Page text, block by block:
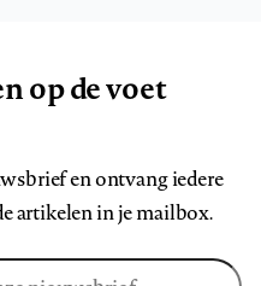
op de voet
en ontvang iedere
artikelen in je mailbox.